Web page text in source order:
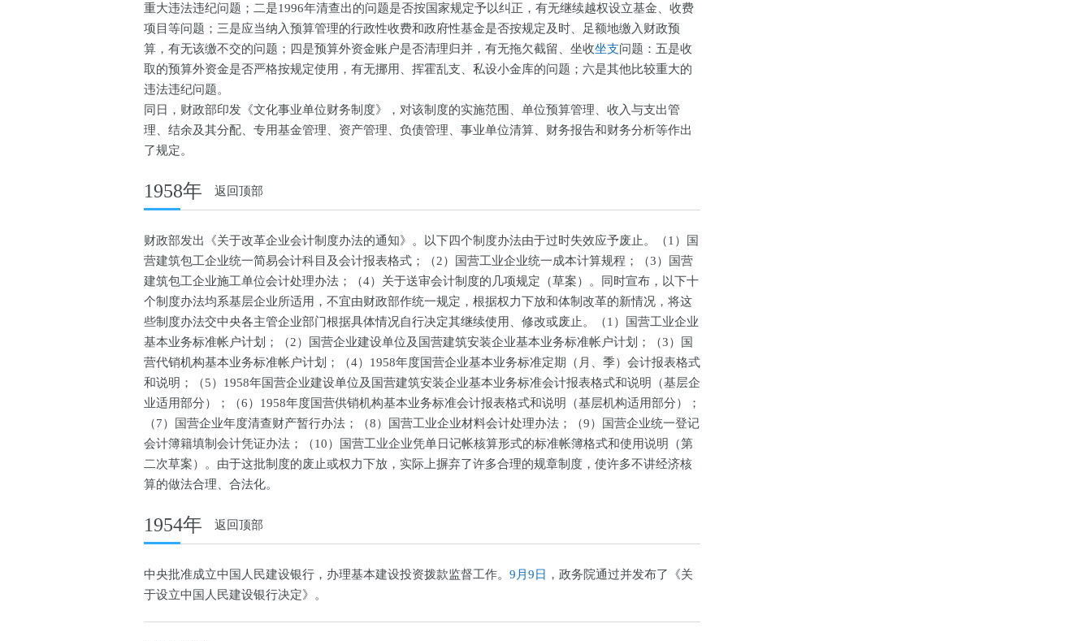
重大违法违纪问题；二是1996年清查出的问题是否按国家规定予以纠正，有无继续越权设立基金、收费
项目等问题；三是应当纳入预算管理的行政性收费和政府性基金是否按规定及时、足额地缴入财政预
算，有无该缴不交的问题；四是预算外资金账户是否清理归并，有无拖欠截留、坐收坐支问题：五是收
取的预算外资金是否严格按规定使用，有无挪用、挥霍乱支、私设小金库的问题；六是其他比较重大的
违法违纪问题。
同日，财政部印发《文化事业单位财务制度》，对该制度的实施范围、单位预算管理、收入与支出管
理、结余及其分配、专用基金管理、资产管理、负债管理、事业单位清算、财务报告和财务分析等作出
了规定。
1958年 返回顶部
财政部发出《关于改革企业会计制度办法的通知》。以下四个制度办法由于过时失效应予废止。（1）国
营建筑包工企业统一简易会计科目及会计报表格式；（2）国营工业企业统一成本计算规程；（3）国营
建筑包工企业施工单位会计处理办法；（4）关于送审会计制度的几项规定（草案）。同时宣布，以下十
个制度办法均系基层企业所适用，不宜由财政部作统一规定，根据权力下放和体制改革的新情况，将这
些制度办法交中央各主管企业部门根据具体情况自行决定其继续使用、修改或废止。（1）国营工业企业
基本业务标准帐户计划；（2）国营企业建设单位及国营建筑安装企业基本业务标准帐户计划；（3）国
营代销机构基本业务标准帐户计划；（4）1958年度国营企业基本业务标准定期（月、季）会计报表格式
和说明；（5）1958年国营企业建设单位及国营建筑安装企业基本业务标准会计报表格式和说明（基层企
业适用部分）；（6）1958年度国营供销机构基本业务标准会计报表格式和说明（基层机构适用部分）；
（7）国营企业年度清查财产暂行办法；（8）国营工业企业材料会计处理办法；（9）国营企业统一登记
会计簿籍填制会计凭证办法；（10）国营工业企业凭单日记帐核算形式的标准帐簿格式和使用说明（第
二次草案）。由于这批制度的废止或权力下放，实际上摒弃了许多合理的规章制度，使许多不讲经济核
算的做法合理、合法化。
1954年 返回顶部
中央批准成立中国人民建设银行，办理基本建设投资拨款监督工作。 9月9日 ，政务院通过并发布了《关
于设立中国人民建设银行决定》。